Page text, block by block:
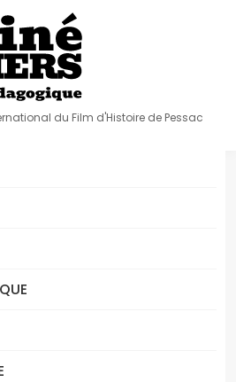
du Film d'Histoire de Pessac